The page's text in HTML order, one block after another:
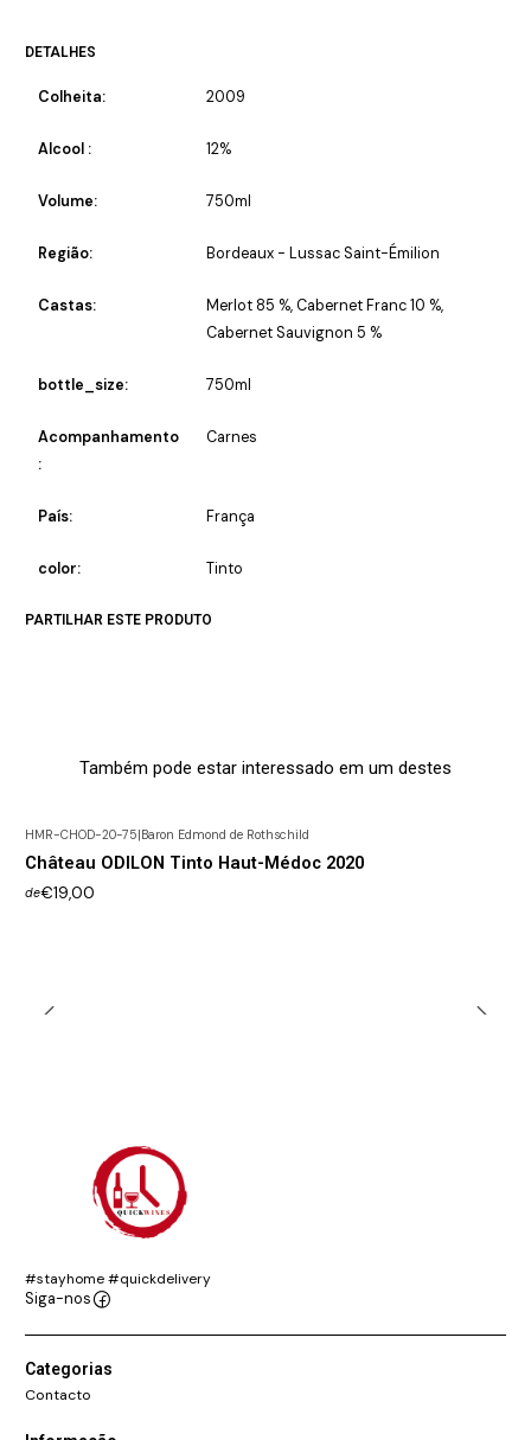
DETALHES
Colheita: 2009
Alcool : 12%
Volume: 750ml
Região: Bordeaux - Lussac Saint-Émilion
Castas:
Merlot 85 %, Cabernet Franc 10 %,
Cabernet Sauvignon 5 %
bottle_size: 750ml
Acompanhamento
:
Carnes
País: França
color: Tinto
PARTILHAR ESTE PRODUTO
Também pode estar interessado em um destes
HMR-CHOD-20-75|Baron Edmond de Rothschild
Château ODILON Tinto Haut-Médoc 2020
de€19,00
#stayhome #quickdelivery
Siga-nos
Categorias
Contacto